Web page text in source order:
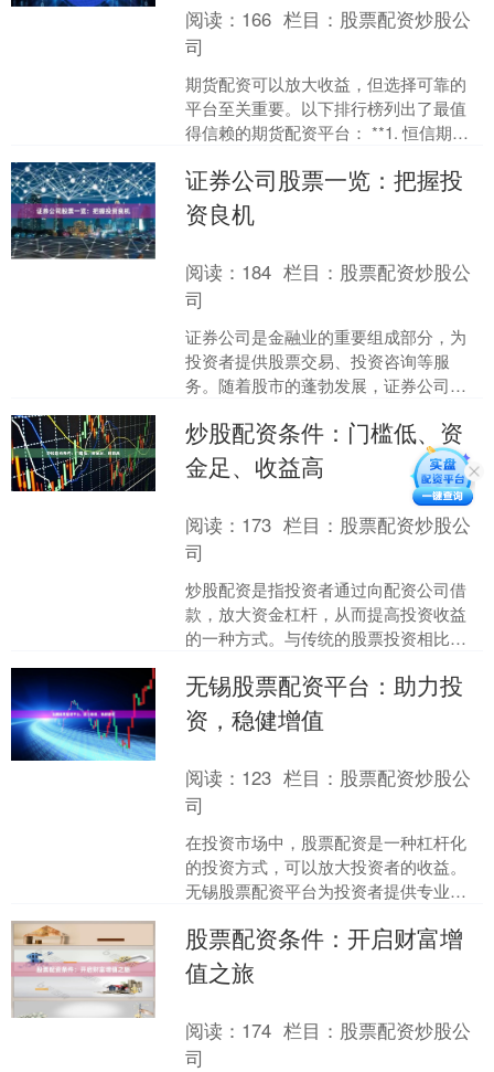
阅读： 166 栏目： 股票配资炒股公
司
期货配资可以放大收益，但选择可靠的
平台至关重要。以下排行榜列出了最值
得信赖的期货配资平台： **1. 恒信期货**
易经验....
证券公司股票一览：把握投
资良机
阅读： 184 栏目： 股票配资炒股公
司
证券公司是金融业的重要组成部分，为
投资者提供股票交易、投资咨询等服
务。随着股市的蓬勃发展，证券公司股
况** 中国证券行业竞....
炒股配资条件：门槛低、资
金足、收益高
阅读： 173 栏目： 股票配资炒股公
司
炒股配资是指投资者通过向配资公司借
款，放大资金杠杆，从而提高投资收益
的一种方式。与传统的股票投资相比，
资公司对投资者的....
无锡股票配资平台：助力投
资，稳健增值
阅读： 123 栏目： 股票配资炒股公
司
在投资市场中，股票配资是一种杠杆化
的投资方式，可以放大投资者的收益。
无锡股票配资平台为投资者提供专业的
股票配资平台拥有丰富的....
股票配资条件：开启财富增
值之旅
阅读： 174 栏目： 股票配资炒股公
司